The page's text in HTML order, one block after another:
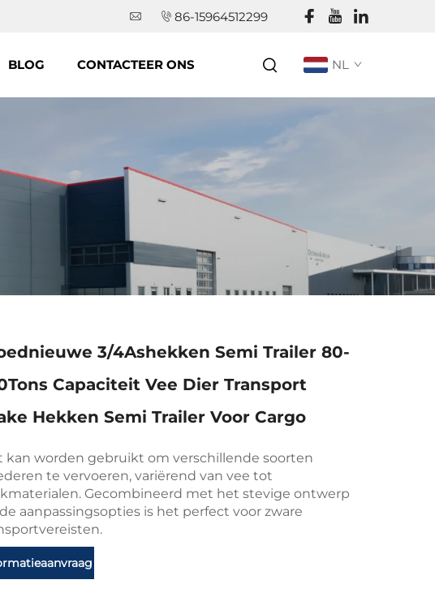
86-15964512299
BLOG CONTACTEER ONS NL
3/4Ashekken Semi Trailer 80-
Capaciteit Vee Dier Transport
Hekken Semi Trailer Voor Cargo
kan worden gebruikt om verschillende soorten
te vervoeren, variërend van vee tot
Gecombineerd met het stevige ontwerp
aanpassingsopties is het perfect voor zware